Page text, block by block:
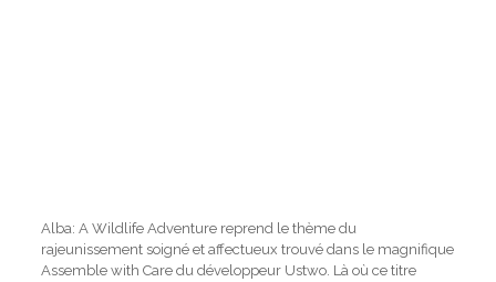
Alba: A Wildlife Adventure reprend le thème du
rajeunissement soigné et affectueux trouvé dans le magnifique
Assemble with Care du développeur Ustwo. Là où ce titre